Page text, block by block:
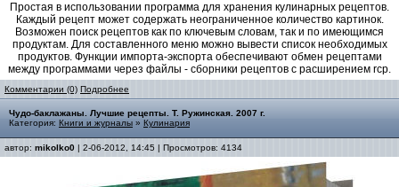
Простая в использовании программа для хранения кулинарных рецептов.
Каждый рецепт может содержать неограниченное количество картинок.
Возможен поиск рецептов как по ключевым словам, так и по имеющимся
продуктам. Для составленного меню можно вывести список необходимых
продуктов. Функции импорта-экспорта обеспечивают обмен рецептами
между программами через файлы - сборники рецептов с расширением rcp.
Комментарии (0) Подробнее
Чудо-баклажаны. Лучшие рецепты. Т. Ружинская. 2007 г.
Категория: Книги и журналы » Кулинария
автор: mikolko0 | 2-06-2012, 14:45 | Просмотров: 4134